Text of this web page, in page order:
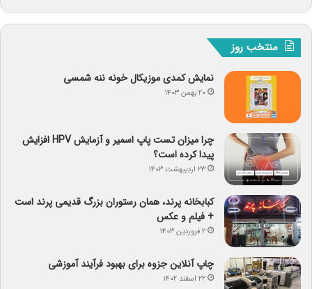
منتخب روز
نمایش کمدی موزیکال خونه ننه شمسی
۲۰ بهمن ۱۴۰۳
چرا میزان تست پاپ اسمیر و آزمایش HPV افزایش
پیدا کرده است؟
۲۳ اردیبهشت ۱۴۰۳
کبابخانه پرند، همان رستوران بزرگ قدیمی پرند است
+ فیلم و عکس
۲ فروردین ۱۴۰۳
چاپ آنلاین جزوه برای بهبود فرآیند آموزشی
۲۲ اسفند ۱۴۰۲